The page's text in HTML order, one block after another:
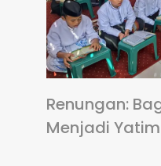
Renungan:
Menjadi